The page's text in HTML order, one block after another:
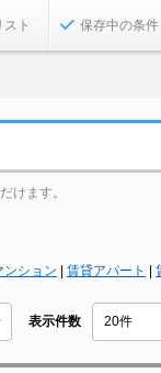
ト 保存中の条件
けます。
ンション 賃貸アパート
表示件数